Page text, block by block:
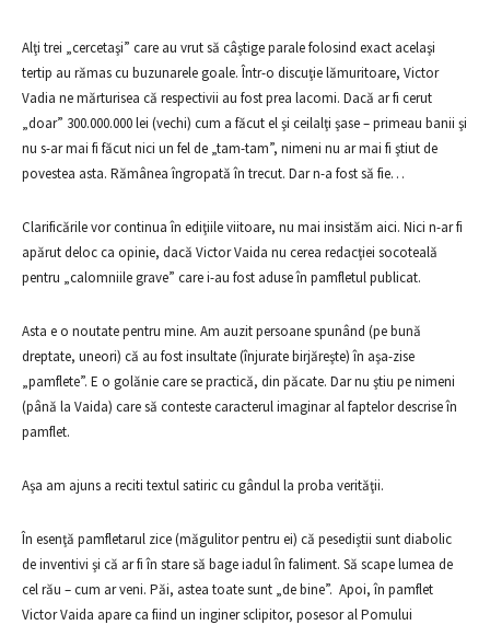
Alţi trei „cercetaşi” care au vrut să câştige parale folosind exact acelaşi
tertip au rămas cu buzunarele goale. Într-o discuţie lămuritoare, Victor
Vadia ne mărturisea că respectivii au fost prea lacomi. Dacă ar fi cerut
„doar” 300.000.000 lei (vechi) cum a făcut el şi ceilalţi şase – primeau banii şi
nu s-ar mai fi făcut nici un fel de „tam-tam”, nimeni nu ar mai fi ştiut de
povestea asta. Rămânea îngropată în trecut. Dar n-a fost să fie…
Clarificările vor continua în ediţiile viitoare, nu mai insistăm aici. Nici n-ar fi
apărut deloc ca opinie, dacă Victor Vaida nu cerea redacţiei socoteală
pentru „calomniile grave” care i-au fost aduse în pamfletul publicat.
Asta e o noutate pentru mine. Am auzit persoane spunând (pe bună
dreptate, uneori) că au fost insultate (înjurate birjăreşte) în aşa-zise
„pamflete”. E o golănie care se practică, din păcate. Dar nu ştiu pe nimeni
(până la Vaida) care să conteste caracterul imaginar al faptelor descrise în
pamflet.
Aşa am ajuns a reciti textul satiric cu gândul la proba verităţii.
În esenţă pamfletarul zice (măgulitor pentru ei) că pesediştii sunt diabolic
de inventivi şi că ar fi în stare să bage iadul în faliment. Să scape lumea de
cel rău – cum ar veni. Păi, astea toate sunt „de bine”. Apoi, în pamflet
Victor Vaida apare ca fiind un inginer sclipitor, posesor al Pomului